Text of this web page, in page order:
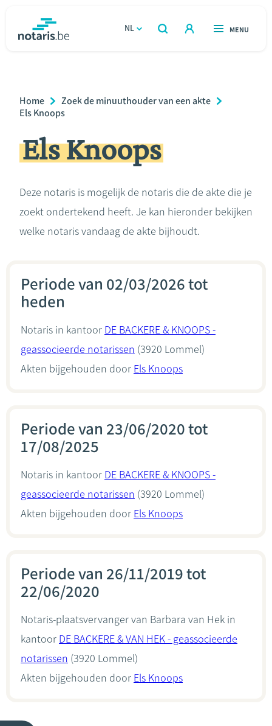
gaan
NL
OPEN
ZOEKEN
OPEN
MENU
Relatie & samenleven
Erven & schenken
Over de notaris
Breadcrumb
Home
Zoek de minuuthouder van een akte
Els Knoops
Els Knoops
Deze notaris is mogelijk de notaris die de akte die je
zoekt ondertekend heeft. Je kan hieronder bekijken
welke notaris vandaag de akte bijhoudt.
Periode van 02/03/2026 tot
heden
Notaris in kantoor DE BACKERE & KNOOPS -
geassocieerde notarissen (3920 Lommel)
Akten bijgehouden door Els Knoops
Periode van 23/06/2020 tot
17/08/2025
Notaris in kantoor DE BACKERE & KNOOPS -
geassocieerde notarissen (3920 Lommel)
Akten bijgehouden door Els Knoops
Periode van 26/11/2019 tot
22/06/2020
Notaris-plaatsvervanger van Barbara van Hek in
kantoor DE BACKERE & VAN HEK - geassocieerde
notarissen (3920 Lommel)
Akten bijgehouden door Els Knoops